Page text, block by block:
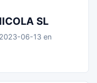
SL
06-13 en